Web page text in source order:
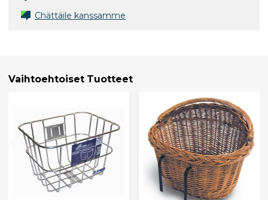
Chättäile kanssamme
Vaihtoehtoiset Tuotteet